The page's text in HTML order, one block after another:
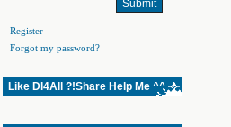
Register
Forgot my password?
Like Dl4All ?!Share Help Me ^^